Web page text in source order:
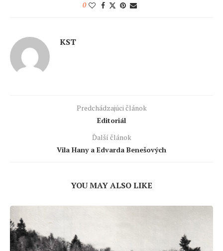
0
KST
Predchádzajúci článok
Editoriál
Ďalší článok
Vila Hany a Edvarda Benešových
YOU MAY ALSO LIKE